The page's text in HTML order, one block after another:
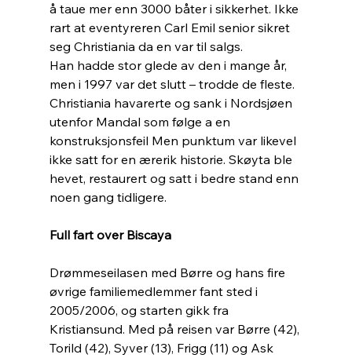
å taue mer enn 3000 båter i sikkerhet. Ikke
rart at eventyreren Carl Emil senior sikret
seg Christiania da en var til salgs.
Han hadde stor glede av den i mange år,
men i 1997 var det slutt – trodde de fleste.
Christiania havarerte og sank i Nordsjøen
utenfor Mandal som følge a en
konstruksjonsfeil Men punktum var likevel
ikke satt for en ærerik historie. Skøyta ble
hevet, restaurert og satt i bedre stand enn
noen gang tidligere.
Full fart over Biscaya
Drømmeseilasen med Børre og hans fire
øvrige familiemedlemmer fant sted i
2005/2006, og starten gikk fra
Kristiansund. Med på reisen var Børre (42),
Torild (42), Syver (13), Frigg (11) og Ask